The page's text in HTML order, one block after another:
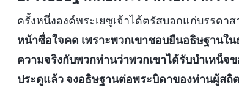
ครั้งหนึ่งองค์พระเยซูเจ้าได้ตรัสบอกแก่บรรดาส
หน้าซื่อใจคด เพราะพวกเขาชอบยืนอธิษฐานใ
ความจริงกับพวกท่านว่าพวกเขาได้รับบำเหน็จ
ประตูแล้ว จงอธิษฐานต่อพระบิดาของท่านผู้ส